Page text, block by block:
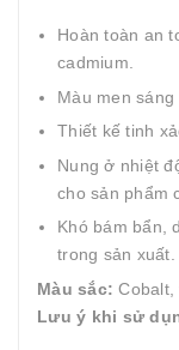
Hoàn toàn an
cadmium.
Màu men
Thiết kế tinh
Nung ở nhiệt
cho sản phẩm
Khó bám bẩn,
trong sản xuất.
Màu sắc: Cobalt,
Lưu ý khi sử